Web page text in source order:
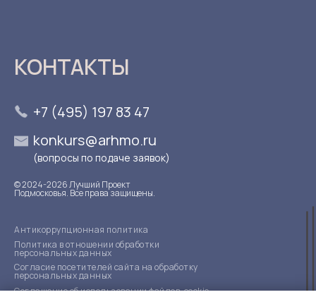
КОНТАКТЫ
+7 (495) 197 83 47
konkurs@arhmo.ru
(вопросы по подаче заявок)
© 2024-2026 Лучший Проект
Подмосковья. Все права защищены.
Антикоррупционная политика
Политика в отношении обработки
персональных данных
Согласие посетителей сайта на обработку
персональных данных
Соглашение об использовании файлов-cookie